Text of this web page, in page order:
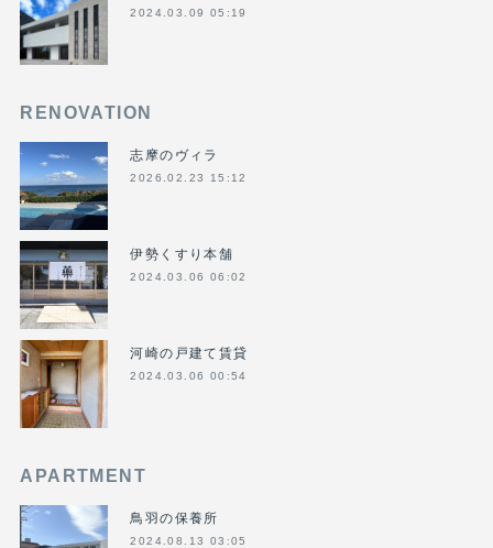
2024.03.09 05:19
RENOVATION
志摩のヴィラ
2026.02.23 15:12
伊勢くすり本舗
2024.03.06 06:02
河崎の戸建て賃貸
2024.03.06 00:54
APARTMENT
鳥羽の保養所
2024.08.13 03:05